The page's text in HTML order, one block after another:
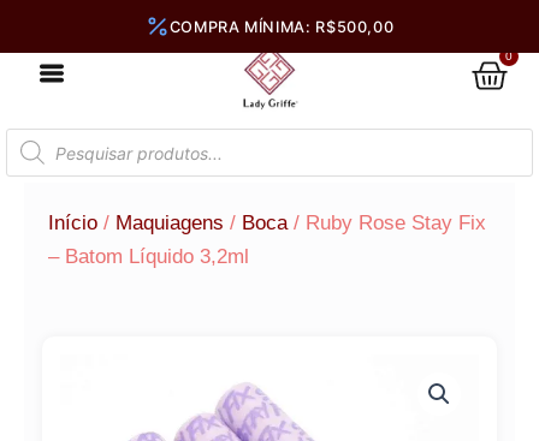
0
Pesquisar
produtos
Início / Maquiagens / Boca/ Ruby Rose Stay Fix
– Batom Líquido 3,2ml